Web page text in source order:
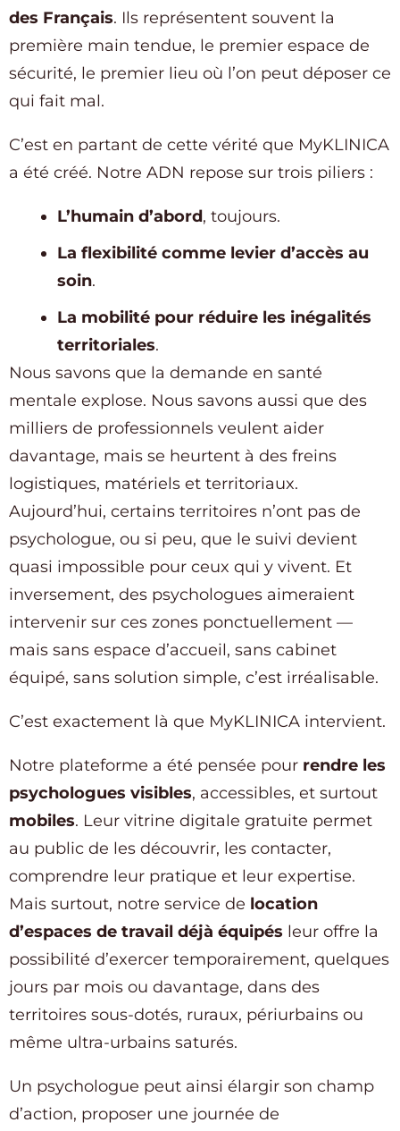
des Français. Ils représentent souvent la
première main tendue, le premier espace de
sécurité, le premier lieu où l’on peut déposer ce
qui fait mal.
C’est en partant de cette vérité que MyKLINICA
a été créé. Notre ADN repose sur trois piliers :
L’humain d’abord, toujours.
La flexibilité comme levier d’accès au
soin.
La mobilité pour réduire les inégalités
territoriales.
Nous savons que la demande en santé
mentale explose. Nous savons aussi que des
milliers de professionnels veulent aider
davantage, mais se heurtent à des freins
logistiques, matériels et territoriaux.
Aujourd’hui, certains territoires n’ont pas de
psychologue, ou si peu, que le suivi devient
quasi impossible pour ceux qui y vivent. Et
inversement, des psychologues aimeraient
intervenir sur ces zones ponctuellement —
mais sans espace d’accueil, sans cabinet
équipé, sans solution simple, c’est irréalisable.
C’est exactement là que MyKLINICA intervient.
Notre plateforme a été pensée pour rendre les
psychologues visibles, accessibles, et surtout
mobiles. Leur vitrine digitale gratuite permet
au public de les découvrir, les contacter,
comprendre leur pratique et leur expertise.
Mais surtout, notre service de location
d’espaces de travail déjà équipés leur offre la
possibilité d’exercer temporairement, quelques
jours par mois ou davantage, dans des
territoires sous-dotés, ruraux, périurbains ou
même ultra-urbains saturés.
Un psychologue peut ainsi élargir son champ
d’action, proposer une journée de